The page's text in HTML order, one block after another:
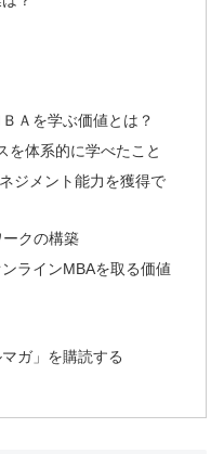
Ａを学ぶ価値とは？
を体系的に学べたこと
ジメント能力を獲得で
クの構築
ラインMBAを取る価値
ガ」を購読する